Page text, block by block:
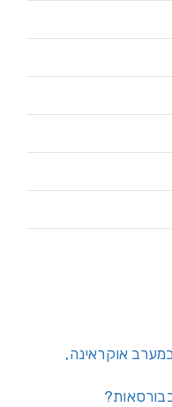
אוקראינה,